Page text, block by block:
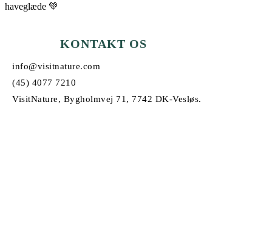
haveglæde 💚
KONTAKT OS
info@visitnature.com
(45) 4077 7210
VisitNature, Bygholmvej 71, 7742 DK-Vesløs.